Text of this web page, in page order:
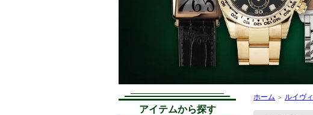
アイテムから探す
ホーム ＞ ルイヴ